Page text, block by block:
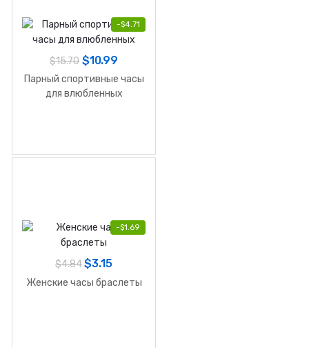
-$4.71
$15.70 $10.99
Парный спортивные часы
для влюбленных
-$1.69
$4.84 $3.15
Женские часы браслеты